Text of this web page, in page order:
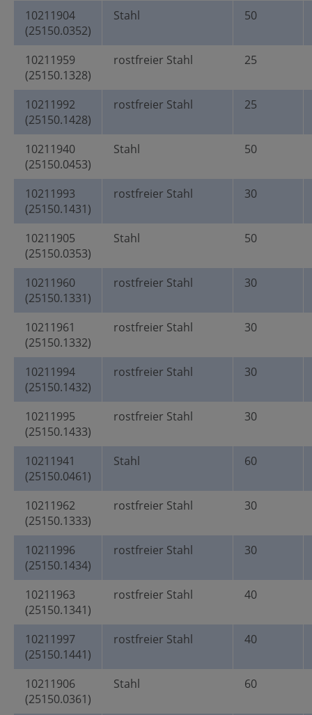
10211904
(25150.0352)
Stahl 50
10211959
(25150.1328)
rostfreier Stahl 25
10211992
(25150.1428)
rostfreier Stahl 25
10211940
(25150.0453)
Stahl 50
10211993
(25150.1431)
rostfreier Stahl 30
10211905
(25150.0353)
Stahl 50
10211960
(25150.1331)
rostfreier Stahl 30
10211961
(25150.1332)
rostfreier Stahl 30
10211994
(25150.1432)
rostfreier Stahl 30
10211995
(25150.1433)
rostfreier Stahl 30
10211941
(25150.0461)
Stahl 60
10211962
(25150.1333)
rostfreier Stahl 30
10211996
(25150.1434)
rostfreier Stahl 30
10211963
(25150.1341)
rostfreier Stahl 40
10211997
(25150.1441)
rostfreier Stahl 40
10211906
(25150.0361)
Stahl 60